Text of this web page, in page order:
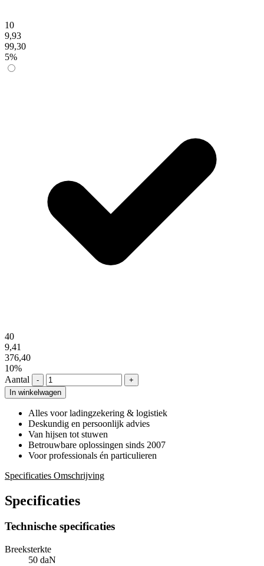
10
9,93
99,30
5%
40
9,41
376,40
10%
Aantal
-
+
In winkelwagen
Alles voor ladingzekering & logistiek
Deskundig en persoonlijk advies
Van hijsen tot stuwen
Betrouwbare oplossingen sinds 2007
Voor professionals én particulieren
Specificaties Omschrijving
Specificaties
Technische specificaties
Breeksterkte
50 daN